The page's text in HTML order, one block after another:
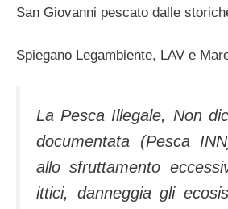
San Giovanni pescato dalle
Spiegano Legambiente, LAV e
La Pesca Illegale, Non
documentata (Pesca
allo sfruttamento
ittici, danneggia gli